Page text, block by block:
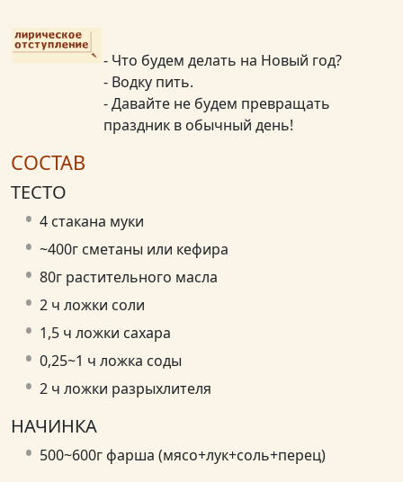
- Что будем делать на Новый год?
- Водку пить.
- Давайте не будем превращать
праздник в обычный день!
СОСТАВ
ТЕСТО
4 стакана муки
~400г сметаны или кефира
80г растительного масла
2 ч ложки соли
1,5 ч ложки сахара
0,25~1 ч ложка соды
2 ч ложки разрыхлителя
НАЧИНКА
500~600г фарша (мясо+лук+соль+перец)